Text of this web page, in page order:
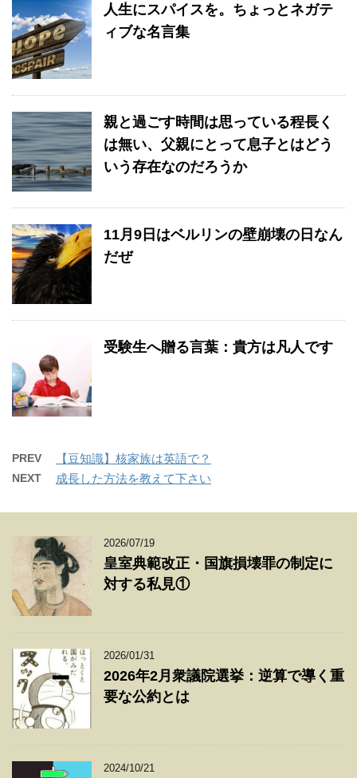
人生にスパイスを。ちょっとネガテ
ィブな名言集
親と過ごす時間は思っている程長く
は無い、父親にとって息子とはどう
いう存在なのだろうか
11月9日はベルリンの壁崩壊の日なん
だぜ
受験生へ贈る言葉：貴方は凡人です
PREV 【豆知識】核家族は英語で？
NEXT 成長した方法を教えて下さい
2026/07/19
皇室典範改正・国旗損壊罪の制定に
対する私見①
2026/01/31
2026年2月衆議院選挙：逆算で導く重
要な公約とは
2024/10/21